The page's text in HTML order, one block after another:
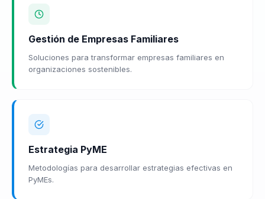
Gestión de Empresas Familiares
Soluciones para transformar empresas familiares en
organizaciones sostenibles.
Estrategia PyME
Metodologías para desarrollar estrategias efectivas en
PyMEs.